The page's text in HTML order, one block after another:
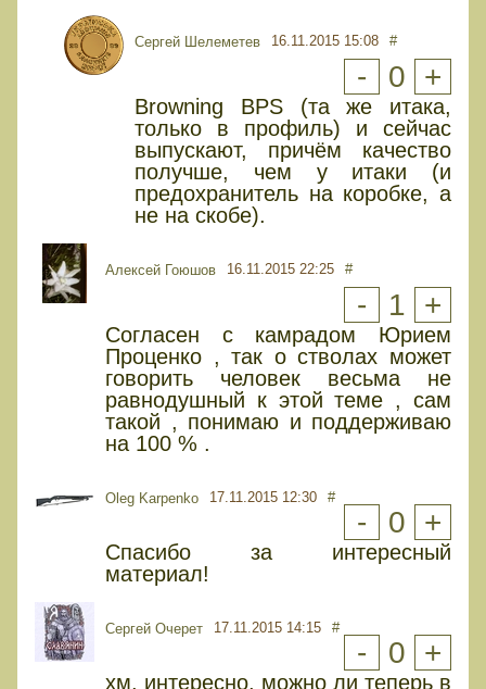
Сергей Шелеметев 16.11.2015 15:08 #
- 0 +
Browning BPS (та же итака,
только в профиль) и сейчас
выпускают, причём качество
получше, чем у итаки (и
предохранитель на коробке, а
не на скобе).
Алексей Гоюшов 16.11.2015 22:25 #
- 1 +
Согласен с камрадом Юрием
Проценко , так о стволах может
говорить человек весьма не
равнодушный к этой теме , сам
такой , понимаю и поддерживаю
на 100 % .
Oleg Karpenko 17.11.2015 12:30 #
- 0 +
Спасибо за интересный
материал!
Сергей Очерет 17.11.2015 14:15 #
- 0 +
хм, интересно, можно ли теперь в